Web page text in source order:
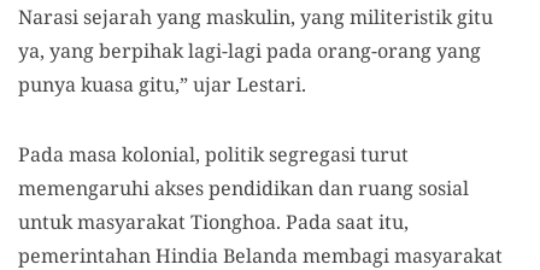
Narasi sejarah yang maskulin, yang militeristik gitu
ya, yang berpihak lagi-lagi pada orang-orang yang
punya kuasa gitu,” ujar Lestari.
Pada masa kolonial, politik segregasi turut
memengaruhi akses pendidikan dan ruang sosial
untuk masyarakat Tionghoa. Pada saat itu,
pemerintahan Hindia Belanda membagi masyarakat